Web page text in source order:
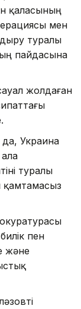
қаласының
мен
туралы
пайдасына
жолдаған
Украина
туралы
қамтамасыз
пен
және